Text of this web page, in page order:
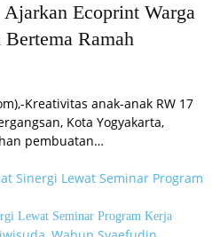
Ecoprint Warga
Ramah
Kreativitas anak-anak RW 17
Kota Yogyakarta,
pembuatan…
Lewat Seminar Program Kerja